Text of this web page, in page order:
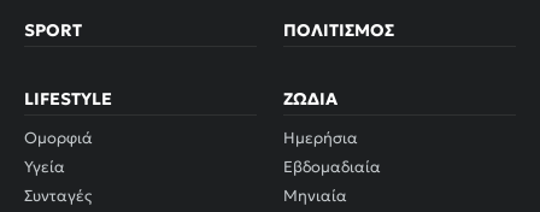
SPORT ΠΟΛΙΤΙΣΜΌΣ
LIFESTYLE
Ομορφιά
Υγεία
Συνταγές
ΖΏΔΙΑ
Ημερήσια
Εβδομαδιαία
Μηνιαία